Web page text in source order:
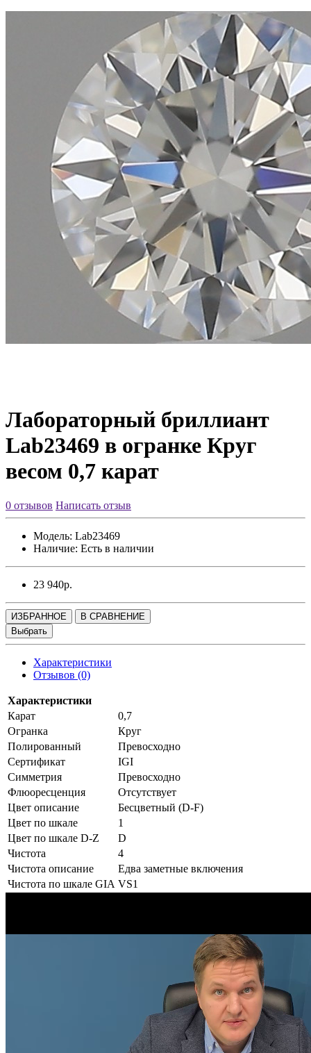
Лабораторный бриллиант
Lab23469 в огранке Круг
весом 0,7 карат
0 отзывов Написать отзыв
Модель: Lab23469
Наличие: Есть в наличии
23 940р.
ИЗБРАННОЕ
В СРАВНЕНИЕ
Выбрать
Характеристики
Отзывов (0)
Характеристики
Карат
0,7
Огранка
Круг
Полированный
Превосходно
Сертификат
IGI
Симметрия
Превосходно
Флюоресценция
Отсутствует
Цвет описание
Бесцветный (D-F)
Цвет по шкале
1
Цвет по шкале D-Z
D
Чистота
4
Чистота описание
Едва заметные включения
Чистота по шкале GIA VS1